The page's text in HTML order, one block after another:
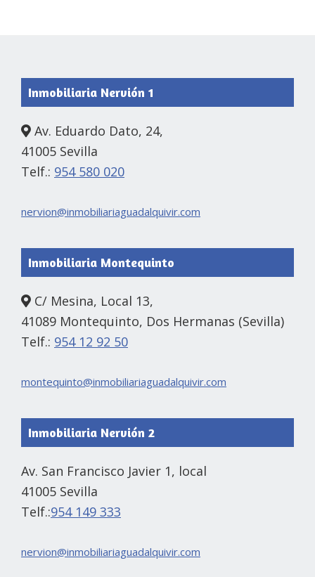
FooterInmobiliaria Nervión 1
Av. Eduardo Dato, 24,
41005 Sevilla
Telf.: 954 580 020
nervion@inmobiliariaguadalquivir.com
Inmobiliaria Montequinto
C/ Mesina, Local 13,
41089 Montequinto, Dos Hermanas (Sevilla)
Telf.: 954 12 92 50
montequinto@inmobiliariaguadalquivir.com
Inmobiliaria Nervión 2
Av. San Francisco Javier 1, local
41005 Sevilla
Telf.:954 149 333
nervion@inmobiliariaguadalquivir.com